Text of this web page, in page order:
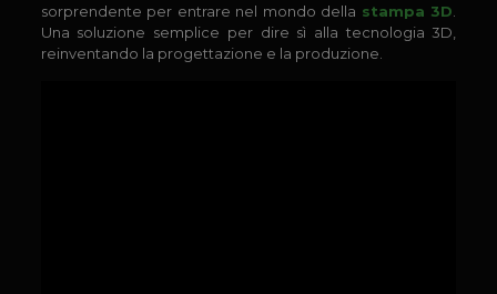
sorprendente per entrare nel mondo della stampa 3D
Una soluzione semplice per dire sì alla tecnologia 3D,
reinventando la progettazione e la produzione.